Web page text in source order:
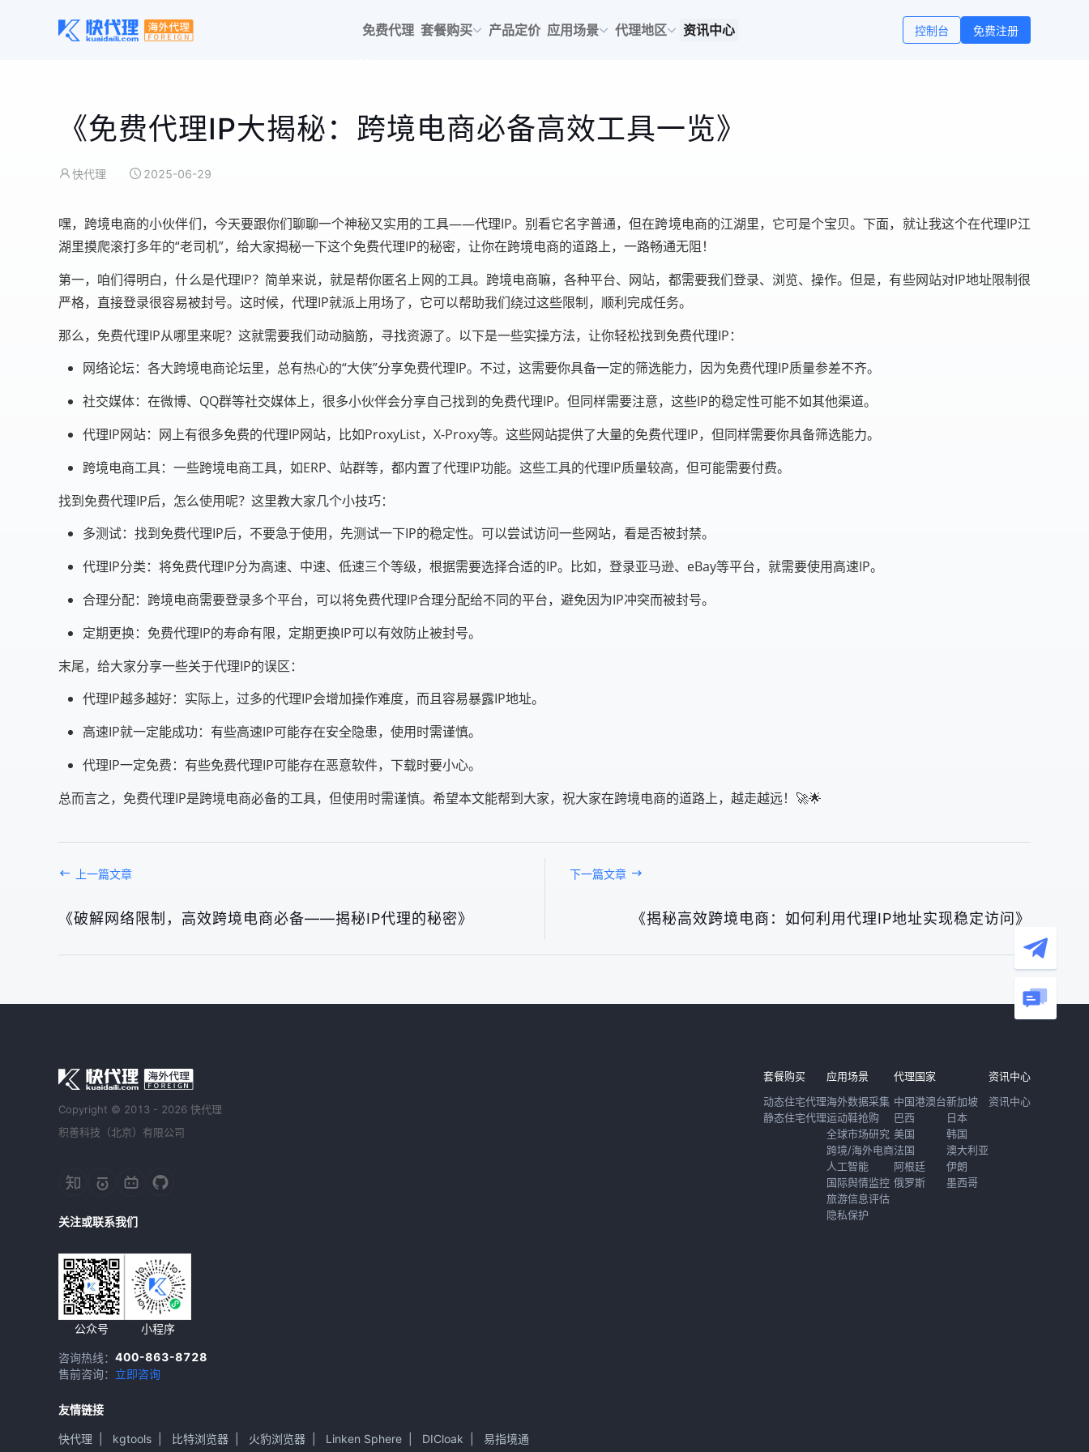
免费代理 套餐购买 产品定价 应用场景 代理地区 资讯中心 控制台 免费注册
《免费代理IP大揭秘：跨境电商必备高效工具一览》
快代理 2025-06-29
嘿，跨境电商的小伙伴们，今天要跟你们聊聊一个神秘又实用的工具——代理IP。别看它名字普通，但在跨境电商的江湖里，它可是个宝贝。下面，就让我这个在代理IP江
湖里摸爬滚打多年的“老司机”，给大家揭秘一下这个免费代理IP的秘密，让你在跨境电商的道路上，一路畅通无阻！
第一，咱们得明白，什么是代理IP？简单来说，就是帮你匿名上网的工具。跨境电商嘛，各种平台、网站，都需要我们登录、浏览、操作。但是，有些网站对IP地址限制很
严格，直接登录很容易被封号。这时候，代理IP就派上用场了，它可以帮助我们绕过这些限制，顺利完成任务。
那么，免费代理IP从哪里来呢？这就需要我们动动脑筋，寻找资源了。以下是一些实操方法，让你轻松找到免费代理IP：
网络论坛：各大跨境电商论坛里，总有热心的“大侠”分享免费代理IP。不过，这需要你具备一定的筛选能力，因为免费代理IP质量参差不齐。
社交媒体：在微博、QQ群等社交媒体上，很多小伙伴会分享自己找到的免费代理IP。但同样需要注意，这些IP的稳定性可能不如其他渠道。
代理IP网站：网上有很多免费的代理IP网站，比如ProxyList，X-Proxy等。这些网站提供了大量的免费代理IP，但同样需要你具备筛选能力。
跨境电商工具：一些跨境电商工具，如ERP、站群等，都内置了代理IP功能。这些工具的代理IP质量较高，但可能需要付费。
找到免费代理IP后，怎么使用呢？这里教大家几个小技巧：
多测试：找到免费代理IP后，不要急于使用，先测试一下IP的稳定性。可以尝试访问一些网站，看是否被封禁。
代理IP分类：将免费代理IP分为高速、中速、低速三个等级，根据需要选择合适的IP。比如，登录亚马逊、eBay等平台，就需要使用高速IP。
合理分配：跨境电商需要登录多个平台，可以将免费代理IP合理分配给不同的平台，避免因为IP冲突而被封号。
定期更换：免费代理IP的寿命有限，定期更换IP可以有效防止被封号。
末尾，给大家分享一些关于代理IP的误区：
代理IP越多越好：实际上，过多的代理IP会增加操作难度，而且容易暴露IP地址。
高速IP就一定能成功：有些高速IP可能存在安全隐患，使用时需谨慎。
代理IP一定免费：有些免费代理IP可能存在恶意软件，下载时要小心。
总而言之，免费代理IP是跨境电商必备的工具，但使用时需谨慎。希望本文能帮到大家，祝大家在跨境电商的道路上，越走越远！🚀🌟
上一篇文章
《破解网络限制，高效跨境电商必备——揭秘IP代理的秘密》
下一篇文章
《揭秘高效跨境电商：如何利用代理IP地址实现稳定访问》
Copyright © 2013 - 2026 快代理
积善科技（北京）有限公司
关注或联系我们
公众号 小程序
咨询热线： 400-863-8728
售前咨询： 立即咨询
友情链接
快代理 kgtools 比特浏览器 火豹浏览器 Linken Sphere DICloak 易指境通
套餐购买
动态住宅代理
静态住宅代理
应用场景
海外数据采集
运动鞋抢购
全球市场研究
跨境/海外电商
人工智能
国际舆情监控
旅游信息评估
隐私保护
代理国家
中国港澳台
巴西
美国
法国
阿根廷
俄罗斯
新加坡
日本
韩国
澳大利亚
伊朗
墨西哥
资讯中心
资讯中心